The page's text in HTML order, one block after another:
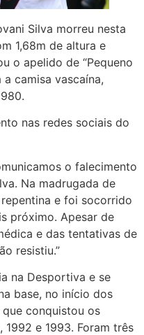
Silva morreu nesta
1,68m de altura e
o apelido de “Pequeno
camisa vascaína,
nas redes sociais do
o falecimento
Na madrugada de
e foi socorrido
próximo. Apesar de
e das tentativas de
resistiu.”
na Desportiva e se
base, no início dos
conquistou os
1992 e 1993. Foram três